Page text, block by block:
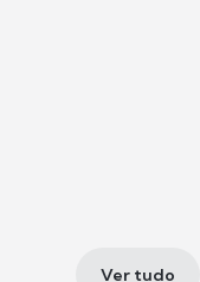
Ver tudo